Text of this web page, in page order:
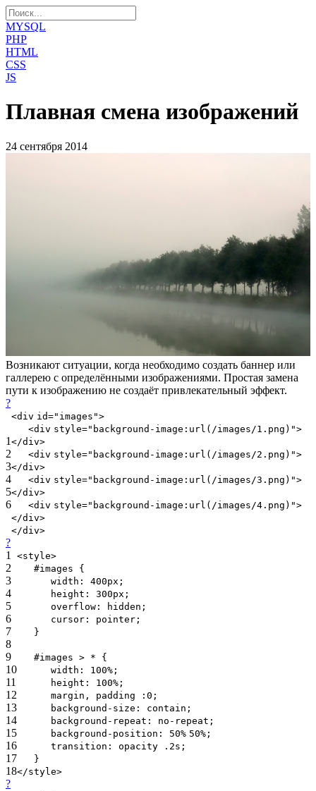
MYSQL
PHP
HTML
CSS
JS
Плавная смена изображений
24 сентября 2014
Возникают ситуации, когда необходимо создать баннер или
галлерею с определёнными изображениями. Простая замена
пути к изображению не создаёт привлекательный эффект.
?
1
2
3
4
5
6
<div id="images">
<div style="background-image:url(/images/1.png)">
</div>
<div style="background-image:url(/images/2.png)">
</div>
<div style="background-image:url(/images/3.png)">
</div>
<div style="background-image:url(/images/4.png)">
</div>
</div>
?
1
2
3
4
5
6
7
8
9
10
11
12
13
14
15
16
17
18
<style>
#images {
width : 400px ;
height : 300px ;
overflow : hidden ;
cursor : pointer ;
}
#images > * {
width : 100% ;
height : 100% ;
margin, padding : 0 ;
background- size : contain;
background-repeat : no-repeat ;
background-position : 50% 50% ;
transition: opacity . 2s;
}
</style>
?